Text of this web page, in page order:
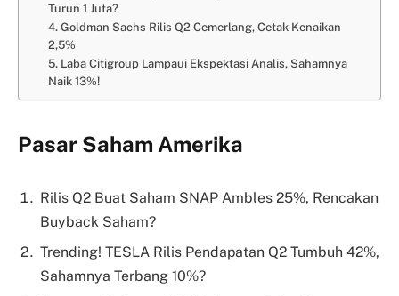
Turun 1 Juta?
4. Goldman Sachs Rilis Q2 Cemerlang, Cetak Kenaikan
2,5%
5. Laba Citigroup Lampaui Ekspektasi Analis, Sahamnya
Naik 13%!
Pasar Saham Amerika
Rilis Q2 Buat Saham SNAP Ambles 25%, Rencakan
Buyback Saham?
Trending! TESLA Rilis Pendapatan Q2 Tumbuh 42%,
Sahamnya Terbang 10%?